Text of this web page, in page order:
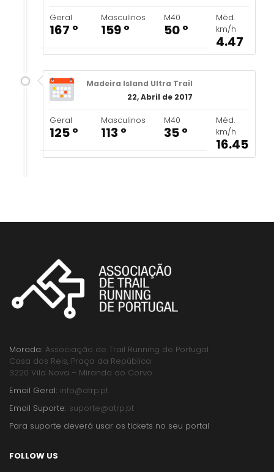
Geral
167 º
Masculinos
159 º
M40
50 º
Méd.
km/h
4.47
Madeira Island Ultra Trail
22, Abril de 2017
Geral
125 º
Masculinos
113 º
M40
35 º
Méd.
km/h
16.45
Morada: Associação de Trail Running de Portugal
Casa dos Reis, Praça da República
3220 Vila Nova – Miranda do Corvo
Email Geral: info@atrp.pt
Email Suporte: suporte@atrp.pt
Para suporte deverá usar os tickets no seu portal
FOLLOW US